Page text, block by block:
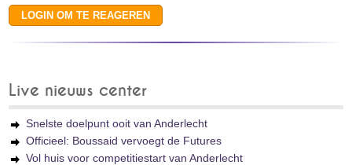
Live nieuws center
Snelste doelpunt ooit van Anderlecht
Officieel: Boussaid vervoegt de Futures
Vol huis voor competitiestart van Anderlecht